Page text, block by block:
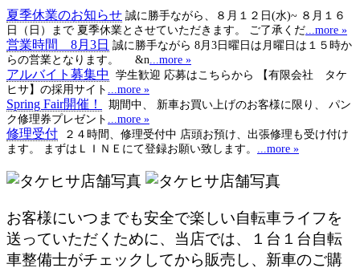
名・
カ
テ
ゴ
リ
ー
で
選
択
夏季休業のお知らせ 誠に勝手ながら、８月１２日(水)~ ８月１６
日（日）まで 夏季休業とさせていただきます。 ご了承くだ...more »
営業時間 8月3日 誠に勝手ながら 8月3日曜日は月曜日は１５時か
らの営業となります。 &n...more »
アルバイト募集中
学生歓迎 応募はこちらから 【有限会社 タケ
ヒサ】の採用サイト ...more »
Spring Fair開催！
期間中、 新車お買い上げのお客様に限り、 パン
ク修理券プレゼント ...more »
修理受付
２４時間、修理受付中 店頭お預け、出張修理も受け付け
ます。 まずはＬＩＮＥにて登録お願い致します。 ...more »
お客様にいつまでも安全で楽しい自転車ライフを
送っていただくために、当店では、１台１台自転
車整備士がチェックしてから販売し、新車のご購